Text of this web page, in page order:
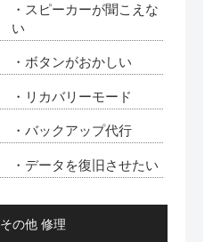
・スピーカーが聞こえな
い
・ボタンがおかしい
・リカバリーモード
・バックアップ代行
・データを復旧させたい
その他 修理